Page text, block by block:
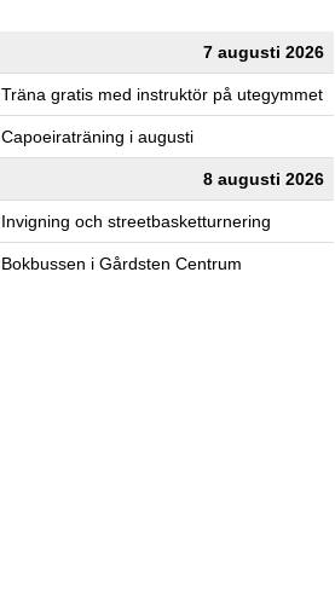
7 augusti 2026
Träna gratis med instruktör på utegymmet
Capoeiraträning i augusti
8 augusti 2026
Invigning och streetbasketturnering
Bokbussen i Gårdsten Centrum